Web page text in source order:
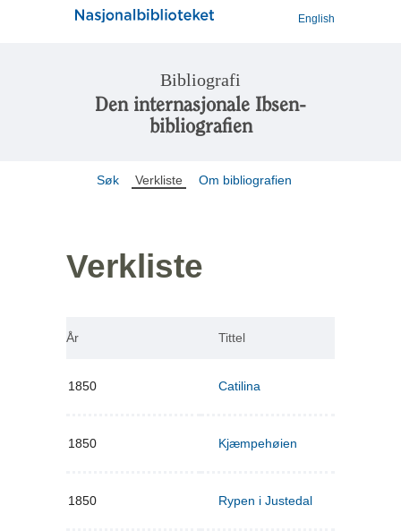
English
Bibliografi
Den internasjonale Ibsen-
bibliografien
Søk Verkliste Om bibliografien
Verkliste
År Tittel
1850 Catilina
1850 Kjæmpehøien
1850 Rypen i Justedal